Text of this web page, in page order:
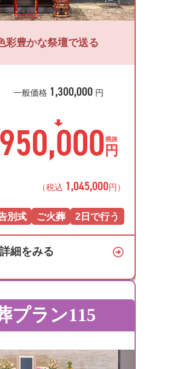
彩豊かな祭壇で送る
一般価格 1,300,000 円
税抜
950,000 円
（税込 1,045,000円）
別式 ご火葬 2日で行う
詳細をみる
プラン115